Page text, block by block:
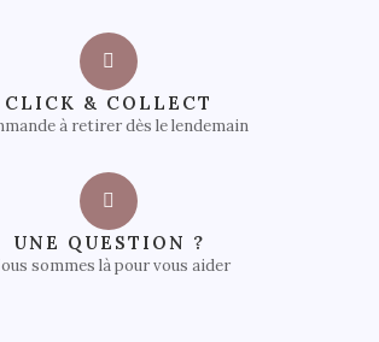
CLICK & COLLECT
à retirer dès le lendemain
UNE QUESTION ?
sommes là pour vous aider